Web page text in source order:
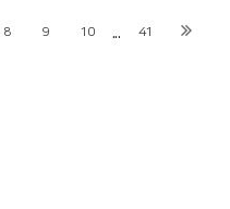
8 9 10 ... 41